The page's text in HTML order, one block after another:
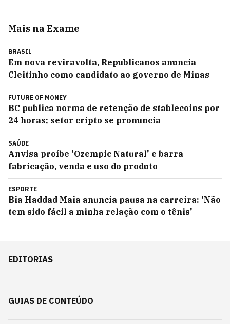
Mais na Exame
BRASIL
Em nova reviravolta, Republicanos anuncia
Cleitinho como candidato ao governo de Minas
FUTURE OF MONEY
BC publica norma de retenção de stablecoins por
24 horas; setor cripto se pronuncia
SAÚDE
Anvisa proíbe 'Ozempic Natural' e barra
fabricação, venda e uso do produto
ESPORTE
Bia Haddad Maia anuncia pausa na carreira: 'Não
tem sido fácil a minha relação com o tênis'
EDITORIAS
GUIAS DE CONTEÚDO